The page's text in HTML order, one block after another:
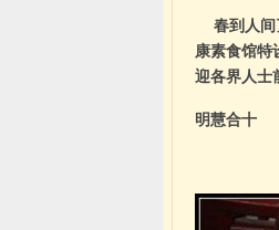
春到人间
康素食馆特
迎各界人士
明慧合十